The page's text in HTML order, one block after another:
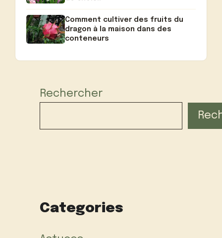
Comment cultiver des fruits du
dragon à la maison dans des
conteneurs
Rechercher
Categories